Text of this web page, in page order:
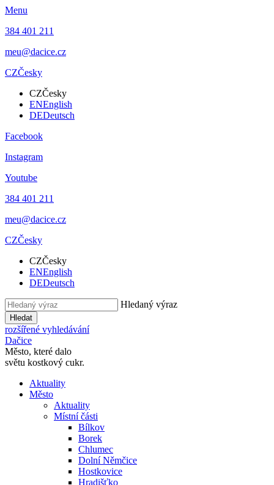
Menu
384 401 211
meu@dacice.cz
CZČesky
CZČesky
ENEnglish
DEDeutsch
Facebook
Instagram
Youtube
384 401 211
meu@dacice.cz
CZČesky
CZČesky
ENEnglish
DEDeutsch
Hledaný výraz
Hledat
rozšířené vyhledávání
Dačice
Město, které dalo
světu kostkový cukr.
Aktuality
Město
Aktuality
Místní části
Bílkov
Borek
Chlumec
Dolní Němčice
Hostkovice
Hradišťko